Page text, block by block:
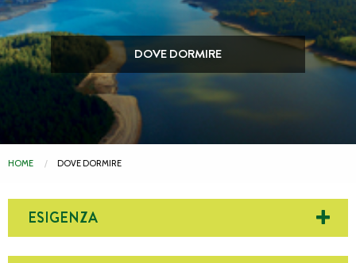
DOVE DORMIRE
HOME DOVE DORMIRE
ESIGENZA